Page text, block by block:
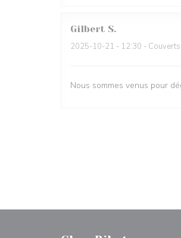
Gilbert S
2025-10-21 - 12:30 -
Nous sommes venus pour